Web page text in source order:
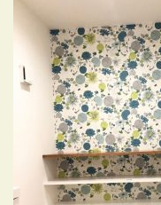
建て
耐震対
リフォーム・
必見！土
資金計